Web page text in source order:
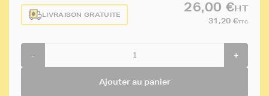
LIVRAISON GRATUITE
26,00 €HT
31,20 €TTC
- +
Ajouter au panier